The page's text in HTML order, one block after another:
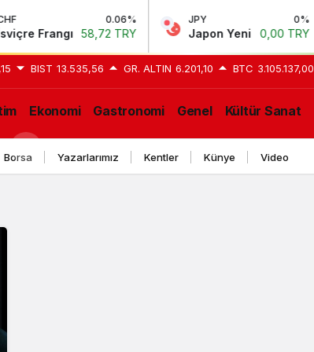
0.06%
Frangı 58,72 TRY
JPY
Japon Yeni 0,00 TRY
BIST 13.535,56 GR. ALTIN 6.201,10 BTC 3.105.137,00
Ekonomi Gastronomi Genel Kültür Sanat
Borsa Yazarlarımız Kentler Künye Video